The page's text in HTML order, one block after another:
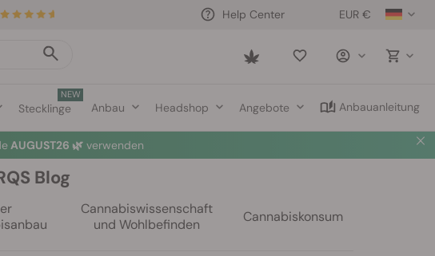
EUR €
Help Center
Saved
NEW
Stecklinge Anbau Headshop Angebote Anbauanleitung
AUGUST26 🌿 verwenden
Blog
Cannabiswissenschaft
und Wohlbefinden
Cannabiskonsum